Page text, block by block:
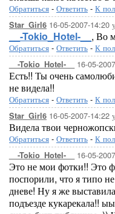
Обратиться - Ответить - К
Star_Girl6 16-05-2007-14:20
__-Tokio_Hotel-__ , Во
Обратиться - Ответить - К
__-Tokio_Hotel-__ 16-05-
Есть!! Ты очень
не видела!!
Обратиться - Ответить - К
Star_Girl6 16-05-2007-14:22
Видела твои
Обратиться - Ответить - К
__-Tokio_Hotel-__ 16-05-
Это не мои фотки!! Это
поспорили, что я типо
дневе! Ну я же
подъезде кукарекала!!